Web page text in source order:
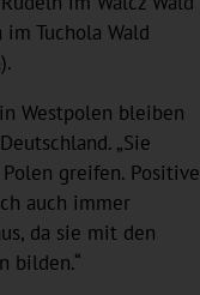
Tuchola Wald
Westpolen bleiben
„Sie
greifen. Positive
auch immer
da sie mit den
bilden.“